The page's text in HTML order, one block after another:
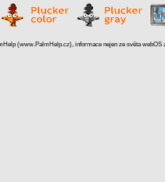
(www.PalmHelp.cz), informace nejen ze světa